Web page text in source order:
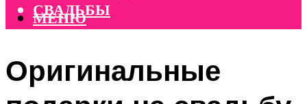
СВАДЬБЫ
МЕНЮ
Оригинальные